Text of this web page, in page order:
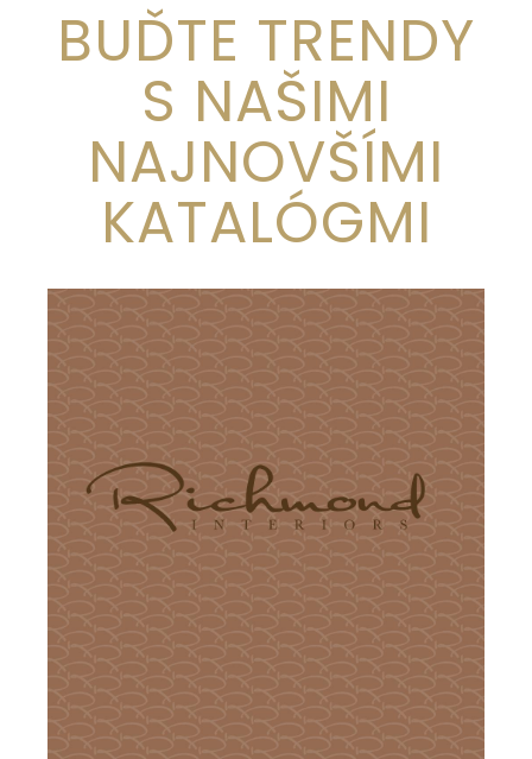
BUĎTE TRENDY
S NAŠIMI
NAJNOVŠÍMI
KATALÓGMI